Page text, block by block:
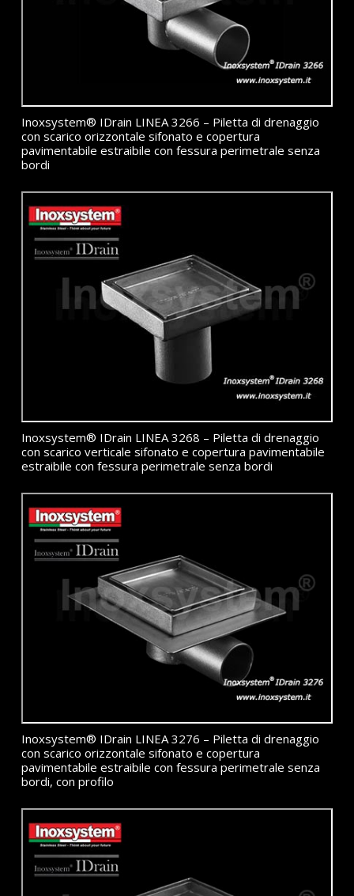
Inoxsystem® IDrain LINEA 3266 – Piletta di drenaggio
con scarico orizzontale sifonato e copertura
pavimentabile estraibile con fessura perimetrale senza
bordi
Inoxsystem® IDrain LINEA 3268 – Piletta di drenaggio
con scarico verticale sifonato e copertura pavimentabile
estraibile con fessura perimetrale senza bordi
Inoxsystem® IDrain LINEA 3276 – Piletta di drenaggio
con scarico orizzontale sifonato e copertura
pavimentabile estraibile con fessura perimetrale senza
bordi, con profilo